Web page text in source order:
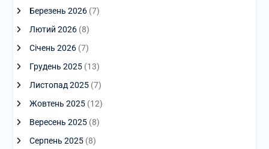
Березень 2026(7)
Лютий 2026(8)
Січень 2026(7)
Грудень 2025(13)
Листопад 2025(7)
Жовтень 2025(12)
Вересень 2025(8)
Серпень 2025(8)